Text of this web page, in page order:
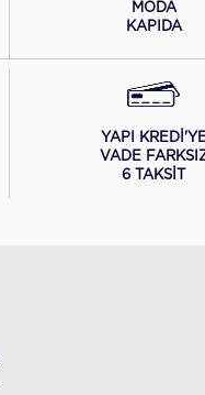
MODA
KAPIDA
YAPI
VADE
6 TAKSİT